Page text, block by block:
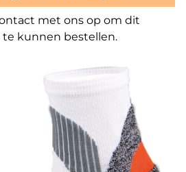
met ons op om dit
kunnen bestellen.